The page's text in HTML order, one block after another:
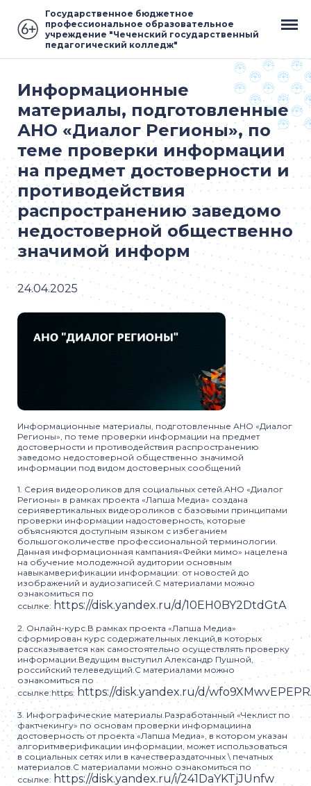
Государственное бюджетное
профессиональное образовательное
учреждение "Чеченский государственный
педагогический колледж"
Информационные
материалы, подготовленные
АНО «Диалог Регионы», по
теме проверки информации
на предмет достоверности и
противодействия
распространению заведомо
недостоверной общественно
значимой информ
24.04.2025
Информационные материалы, подготовленные АНО «Диалог
Регионы», по теме проверки информации на предмет
достоверности и противодействия распространению
заведомо недостоверной общественно значимой
информации под видом достоверных сообщений
1. Серия видеороликов для социальных сетей.АНО «Диалог
Регионы» в рамках проекта «Лапша Медиа» создана
сериявертикальных видеороликов с базовыми принципами
проверки информации надостоверность, которые
объясняются доступным языком с избеганием
большогоколичестве профессиональной терминологии.
Данная информационная кампания«Фейки мимо» нацелена
на обучение молодежной аудитории основным
навыкамверификации информации: от новостей до
изображений и аудиозаписей.С материалами можно
ознакомиться по
ссылке: https://disk.yandex.ru/d/10EH0BY2DtdGtA
2. Онлайн-курс.В рамках проекта «Лапша Медиа»
сформирован курс содержательных лекций,в которых
рассказывается как самостоятельно осуществлять проверку
информации.Ведущим выступил Александр Пушной,
российский телеведущий.С материалами можно
ознакомиться по
ссылке:https: https://disk.yandex.ru/d/
3. Инфографические материалы.Разработанный «Чеклист по
фактчекингу» по основам проверки информациина
достоверность от проекта «Лапша Медиа», в котором указан
алгоритмверификации информации, может использоваться
в социальных сетях или в качествераздаточных \ печатных
материалов.С материалами можно ознакомиться по
ссылке: https://disk.yandex.ru/i/241DaYKTjJUnfw